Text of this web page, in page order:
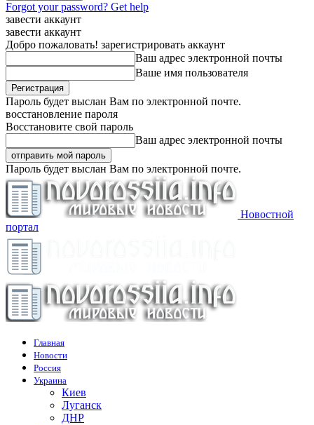
Forgot your password? Get help
завести аккаунт
завести аккаунт
Добро пожаловать! зарегистрировать аккаунт
Ваш адрес электронной почты
Ваше имя пользователя
Пароль будет выслан Вам по электронной почте.
восстановление пароля
Восстановите свой пароль
Ваш адрес электронной почты
Пароль будет выслан Вам по электронной почте.
Новостной
портал
Главная
Новости
Россия
Украина
Киев
Луганск
ДНР